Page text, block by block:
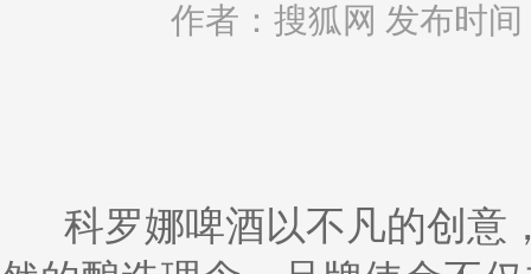
作者：搜狐网 发布时
科罗娜啤酒以不凡的创意